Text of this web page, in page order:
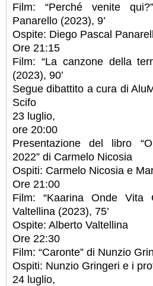
Film: “Perché venite
Panarello (2023), 9’
Ospite: Diego Pascal
Ore 21:15
Film: “La canzone della
(2023), 90’
Segue dibattito a cura di
Scifo
23 luglio,
ore 20:00
Presentazione del libro
2022” di Carmelo Nicosia
Ospiti: Carmelo Nicosia e
Ore 21:00
Film: “Kaarina Onde Vita
Valtellina (2023), 75’
Ospite: Alberto Valtellina
Ore 22:30
Film: “Caronte” di Nunzio
Ospiti: Nunzio Gringeri e i
24 luglio,